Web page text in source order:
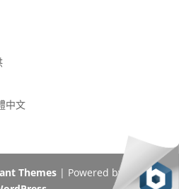
中文
Themes| Powered by